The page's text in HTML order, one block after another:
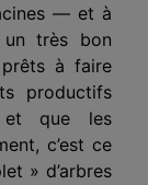
— et à
un très bon
à faire
productifs
et que les
c’est ce
» d’arbres